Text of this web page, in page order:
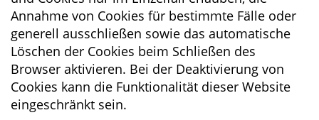
Annahme von Cookies für bestimmte Fälle oder
generell ausschließen sowie das automatische
Löschen der Cookies beim Schließen des
Browser aktivieren. Bei der Deaktivierung von
Cookies kann die Funktionalität dieser Website
eingeschränkt sein.